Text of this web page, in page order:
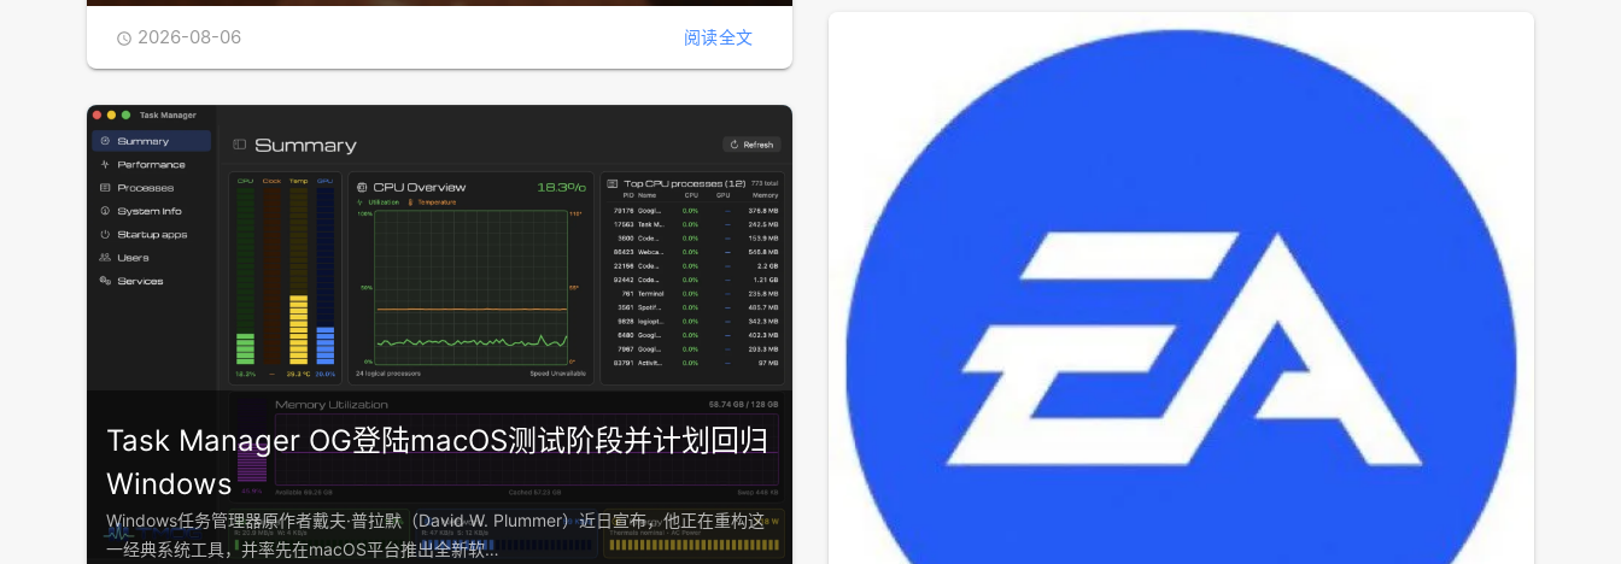
 2026-08-06 阅读全文
Task Manager OG登陆macOS测试阶段并计划回归
Windows
Windows任务管理器原作者戴夫·普拉默（David W. Plummer）近日宣布，他正在重构这
一经典系统工具，并率先在macOS平台推出全新软…